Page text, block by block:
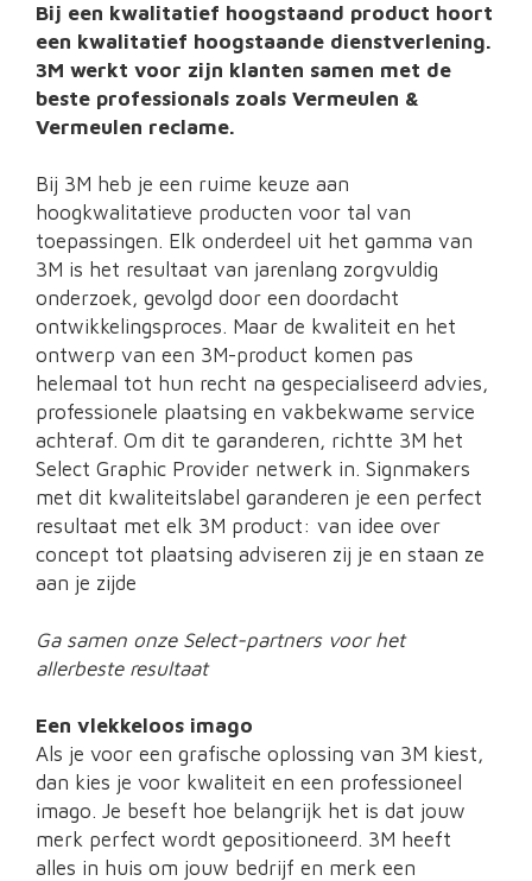
Bij een kwalitatief hoogstaand product hoort
een kwalitatief hoogstaande dienstverlening.
3M werkt voor zijn klanten samen met de
beste professionals zoals Vermeulen &
Vermeulen reclame.
Bij 3M heb je een ruime keuze aan
hoogkwalitatieve producten voor tal van
toepassingen. Elk onderdeel uit het gamma van
3M is het resultaat van jarenlang zorgvuldig
onderzoek, gevolgd door een doordacht
ontwikkelingsproces. Maar de kwaliteit en het
ontwerp van een 3M-product komen pas
helemaal tot hun recht na gespecialiseerd advies,
professionele plaatsing en vakbekwame service
achteraf. Om dit te garanderen, richtte 3M het
Select Graphic Provider netwerk in. Signmakers
met dit kwaliteitslabel garanderen je een perfect
resultaat met elk 3M product: van idee over
concept tot plaatsing adviseren zij je en staan ze
aan je zijde
Ga samen onze Select-partners voor het
allerbeste resultaat
Een vlekkeloos imago
Als je voor een grafische oplossing van 3M kiest,
dan kies je voor kwaliteit en een professioneel
imago. Je beseft hoe belangrijk het is dat jouw
merk perfect wordt gepositioneerd. 3M heeft
alles in huis om jouw bedrijf en merk een